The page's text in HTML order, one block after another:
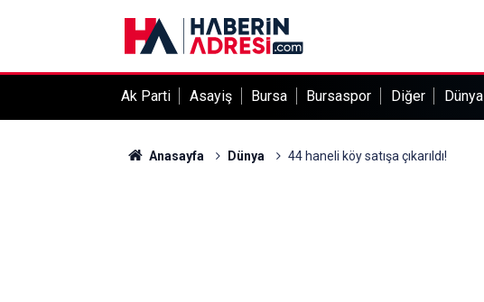
Ak Parti Asayiş Bursa Bursaspor Diğer Dünya
Anasayfa Dünya 44 haneli köy satışa çıkarıldı!